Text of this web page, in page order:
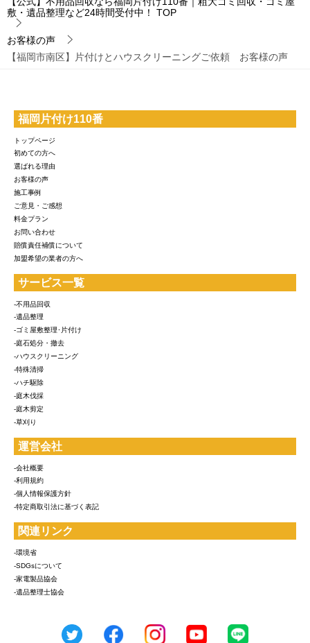
敷・遺品整理など24時間受付中！
TOP
お客様の声
【福岡市南区】片付けとハウスクリーニングご依頼 お客様の声
福岡片付け110番
トップページ
初めての方へ
選ばれる理由
お客様の声
施工事例
ご意見・ご感想
料金プラン
お問い合わせ
賠償責任補償について
加盟希望の業者の方へ
サービス一覧
-不用品回収
-遺品整理
-ゴミ屋敷整理･片付け
-庭石処分・撤去
-ハウスクリーニング
-特殊清掃
-ハチ駆除
-庭木伐採
-庭木剪定
-草刈り
運営会社
-会社概要
-利用規約
-個人情報保護方針
-特定商取引法に基づく表記
関連リンク
-環境省
-SDGsについて
-家電製品協会
-遺品整理士協会